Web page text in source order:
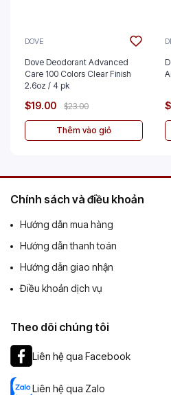
DOVE
Dove Deodorant Advanced
Care 100 Colors Clear Finish
2.6oz / 4 pk
$19.00 $23.00
Thêm vào giỏ
Chính sách và điều khoản
Hướng dẫn mua hàng
Hướng dẫn thanh toán
Hướng dẫn giao nhận
Điều khoản dịch vụ
Theo dõi chúng tôi
Liên hệ qua Facebook
Liên hệ qua Zalo